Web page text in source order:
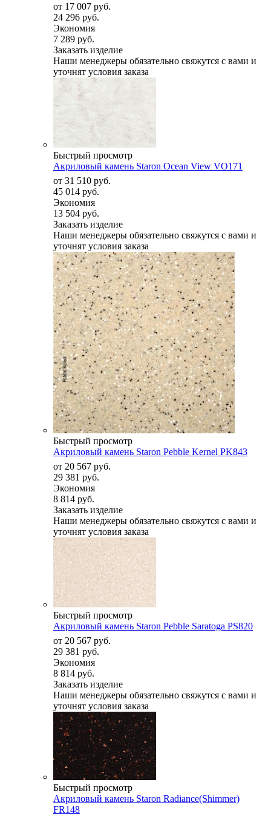
от 17 007 руб.
24 296 руб.
Экономия
7 289 руб.
Заказать изделие
Наши менеджеры обязательно свяжутся с вами и
уточнят условия заказа
Быстрый просмотр
Акриловый камень Staron Ocean View VO171
от 31 510 руб.
45 014 руб.
Экономия
13 504 руб.
Заказать изделие
Наши менеджеры обязательно свяжутся с вами и
уточнят условия заказа
Быстрый просмотр
Акриловый камень Staron Pebble Kernel PK843
от 20 567 руб.
29 381 руб.
Экономия
8 814 руб.
Заказать изделие
Наши менеджеры обязательно свяжутся с вами и
уточнят условия заказа
Быстрый просмотр
Акриловый камень Staron Pebble Saratoga PS820
от 20 567 руб.
29 381 руб.
Экономия
8 814 руб.
Заказать изделие
Наши менеджеры обязательно свяжутся с вами и
уточнят условия заказа
Быстрый просмотр
Акриловый камень Staron Radiance(Shimmer)
FR148